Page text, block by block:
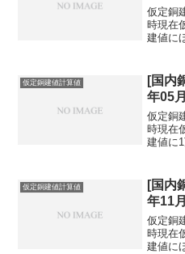
仮定銅
時現在
建値に
円...
仮定銅建値計算値
[国内
年05
仮定銅
時現在
建値に
民元：
仮定銅建値計算値
[国内
年11
仮定銅
時現在
建値に